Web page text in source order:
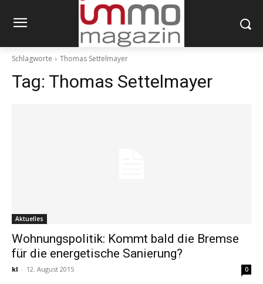
Schlagworte Thomas Settelmayer
Tag: Thomas Settelmayer
Aktuelles
Wohnungspolitik: Kommt bald die Bremse
für die energetische Sanierung?
kl - 12. August 2015 0